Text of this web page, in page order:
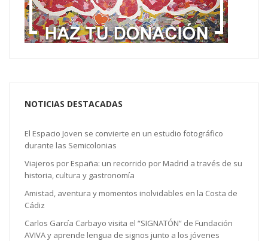
NOTICIAS DESTACADAS
El Espacio Joven se convierte en un estudio fotográfico
durante las Semicolonias
Viajeros por España: un recorrido por Madrid a través de su
historia, cultura y gastronomía
Amistad, aventura y momentos inolvidables en la Costa de
Cádiz
Carlos García Carbayo visita el “SIGNATÓN” de Fundación
AVIVA y aprende lengua de signos junto a los jóvenes